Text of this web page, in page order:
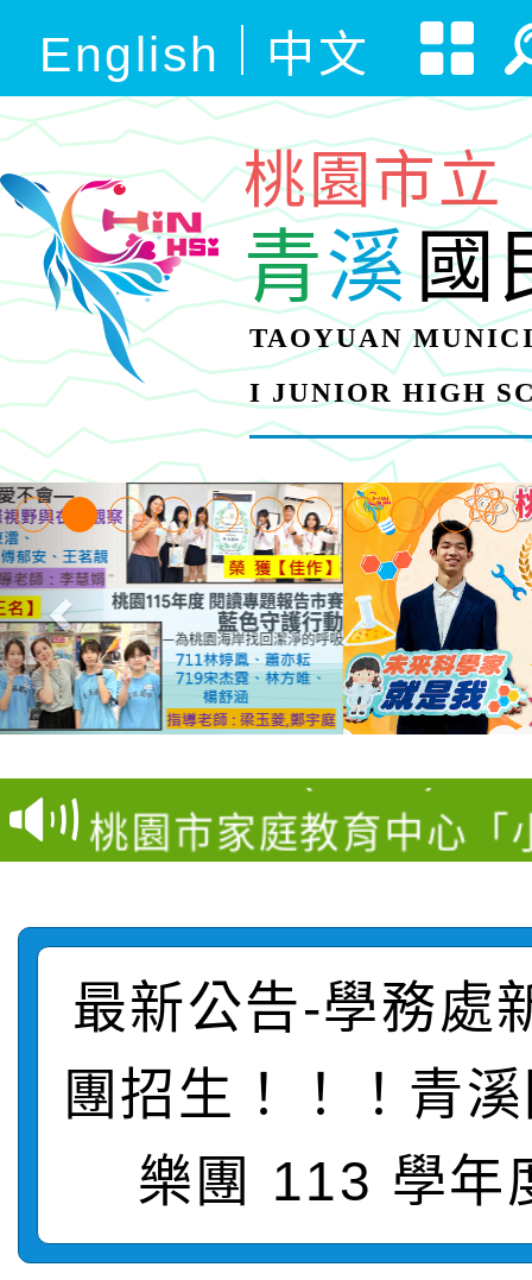
English 中文
桃園市立
青溪國
TAOYUAN
I JUNIOR HIGH
【甄選結果(第11招)】
結果(第11招)
學年度第1學期第9次代
桃園市家庭教育中心「
「祖孫樂淘桃」、「愛
絕-親子共學同樂會」
站幸福系列講座及成長
報，惠請貴機關(學校)
宣導。
員」簡章及活動海報，
踴躍報名參加
115學年度新生訓練注
115學年度新生補報到
結果
【甄選結果(第10招)】
學年度第1學期第7次
結果(第10招)
【甄選結果(第2招)】
學年度第1學期第9次
轉知：本市公務人員
最新公告-學務處
團招生！！！青
樂團 113 學年